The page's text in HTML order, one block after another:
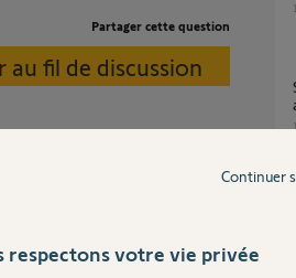
Partager cette question
au fil de discussion
1
Somfy
1
respectons votre vie privée
Continuer